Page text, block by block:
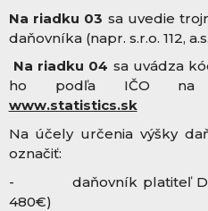
Na riadku 03 sa uvedie
daňovníka (napr. s.r.o. 112,
Na riadku 04 sa uvádza
ho podľa IČO na
www.statistics.sk
Na účely určenia výšky
označiť:
- daňovník platiteľ DPH
480€)